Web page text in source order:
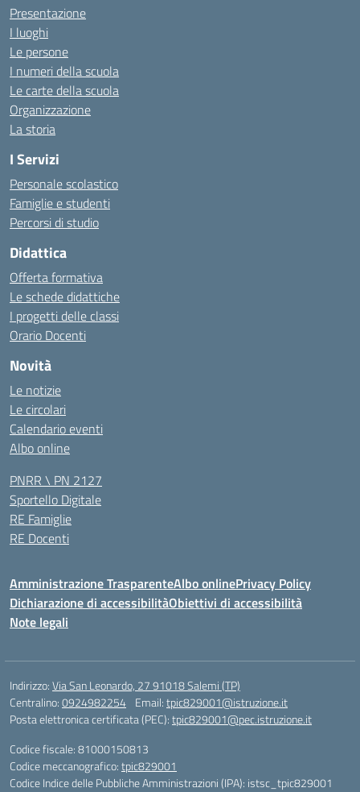
Presentazione
I luoghi
Le persone
I numeri della scuola
Le carte della scuola
Organizzazione
La storia
I Servizi
Personale scolastico
Famiglie e studenti
Percorsi di studio
Didattica
Offerta formativa
Le schede didattiche
I progetti delle classi
Orario Docenti
Novità
Le notizie
Le circolari
Calendario eventi
Albo online
PNRR \ PN 2127
Sportello Digitale
RE Famiglie
RE Docenti
Amministrazione TrasparenteAlbo onlinePrivacy Policy
Dichiarazione di accessibilitàObiettivi di accessibilità
Note legali
Indirizzo:Via San Leonardo, 27 91018 Salemi (TP)
Centralino:0924982254 Email:tpic829001@istruzione.it
Posta elettronica certificata (PEC):tpic829001@pec.istruzione.it
Codice fiscale: 81000150813
Codice meccanografico:tpic829001
Codice Indice delle Pubbliche Amministrazioni (IPA): istsc_tpic829001